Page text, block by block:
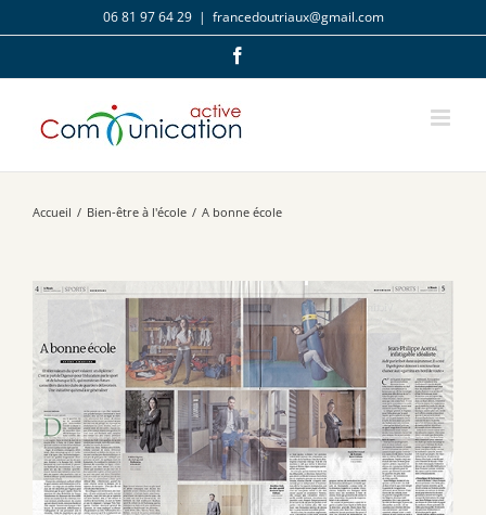
au
06 81 97 64 29 | francedoutriaux@gmail.com
Accueil / Bien-être à l'école / A bonne école
Voir